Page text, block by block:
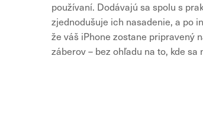
používaní. Dodávajú sa spolu s
zjednodušuje ich nasadenie, a po
že váš iPhone zostane pripravený
záberov – bez ohľadu na to, kde sa